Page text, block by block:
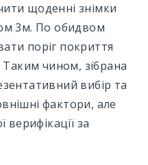
внесення
щоденні знімки
3м. По обидвом
поріг покриття
чином, зібрана
вибір та
фактори, але
верифікації за